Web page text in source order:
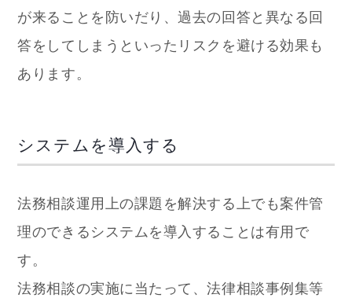
が来ることを防いだり、過去の回答と異なる回
答をしてしまうといったリスクを避ける効果も
あります。
システムを導入する
法務相談運用上の課題を解決する上でも案件管
理のできるシステムを導入することは有用で
す。
法務相談の実施に当たって、法律相談事例集等